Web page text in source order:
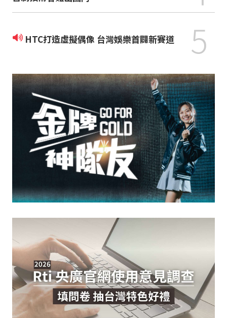
HTC打造虛擬偶像 台灣娛樂首闢新賽道 5